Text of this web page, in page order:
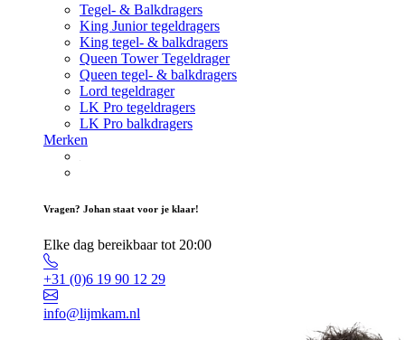
Tegel- & Balkdragers
King Junior tegeldragers
King tegel- & balkdragers
Queen Tower Tegeldrager
Queen tegel- & balkdragers
Lord tegeldrager
LK Pro tegeldragers
LK Pro balkdragers
Merken
Vragen? Johan staat voor je klaar!
Elke dag bereikbaar tot 20:00
+31 (0)6 19 90 12 29
info@lijmkam.nl